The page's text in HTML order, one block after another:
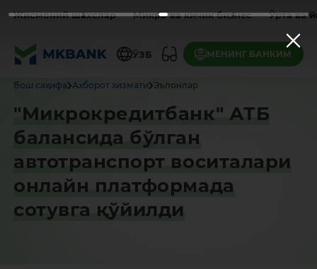
Жисмоний шахслар Микро ва кичик бизнес Ўрта ва
ЎЗБ МЕНИНГ БАНКИМ
Бош саҳифа Ахборот хизмати Эълонлар
"Микрокредитбанк" АТБ
балансида бўлган
автотранспорт воситалари
онлайн платформада
сотувга қўйилди